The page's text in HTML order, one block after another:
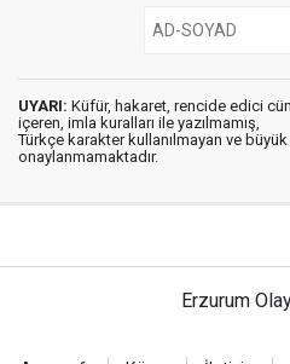
UYARI: Küfür, hakaret, rencide edici
içeren, imla kuralları ile yazılmamış,
Türkçe karakter kullanılmayan ve
onaylanmamaktadır.
Erzurum